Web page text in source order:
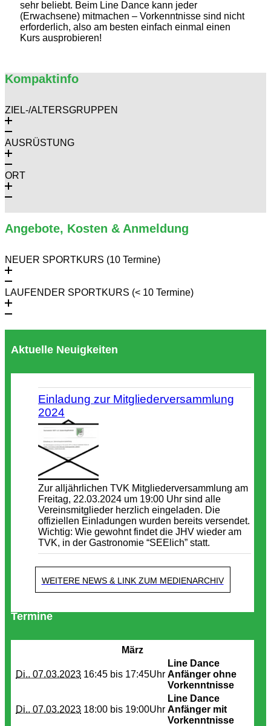
sehr beliebt. Beim Line Dance kann jeder
(Erwachsene) mitmachen – Vorkenntnisse sind nicht
erforderlich, also am besten einfach einmal einen
Kurs ausprobieren!
Kompaktinfo
ZIEL-/ALTERSGRUPPEN
AUSRÜSTUNG
ORT
Angebote, Kosten & Anmeldung
NEUER SPORTKURS (10 Termine)
LAUFENDER SPORTKURS (< 10 Termine)
Aktuelle Neuigkeiten
Einladung zur Mitgliederversammlung
2024
Zur alljährlichen TVK Mitgliederversammlung am
Freitag, 22.03.2024 um 19:00 Uhr sind alle
Vereinsmitglieder herzlich eingeladen. Die
offiziellen Einladungen wurden bereits versendet.
Wichtig: Wie gewohnt findet die JHV wieder am
TVK, in der Gastronomie “SEElich” statt.
WEITERE NEWS & LINK ZUM MEDIENARCHIV
Termine
März
Di.. 07.03.2023 16:45 bis 17:45Uhr
Line Dance
Anfänger ohne
Vorkenntnisse
Di.. 07.03.2023 18:00 bis 19:00Uhr
Line Dance
Anfänger mit
Vorkenntnisse